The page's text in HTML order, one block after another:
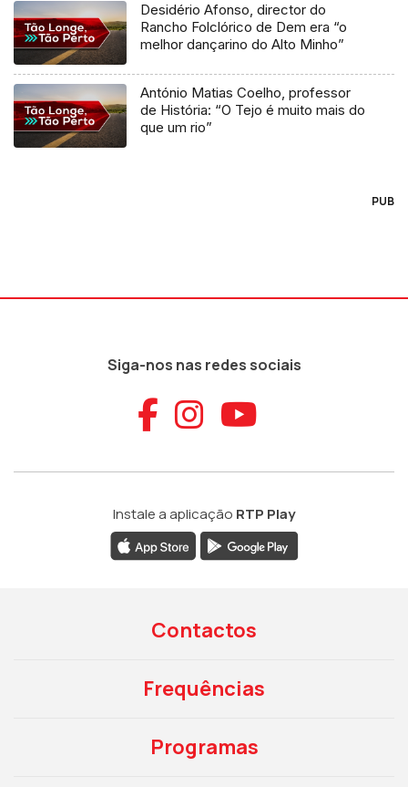
Desidério Afonso, director do
Rancho Folclórico de Dem era “o
melhor dançarino do Alto Minho”
António Matias Coelho, professor
de História: “O Tejo é muito mais do
que um rio”
PUB
Siga-nos nas redes sociais
Aceder ao
Aceder ao
Aceder
Instale a aplicação RTP Play
Contactos
Frequências
Programas